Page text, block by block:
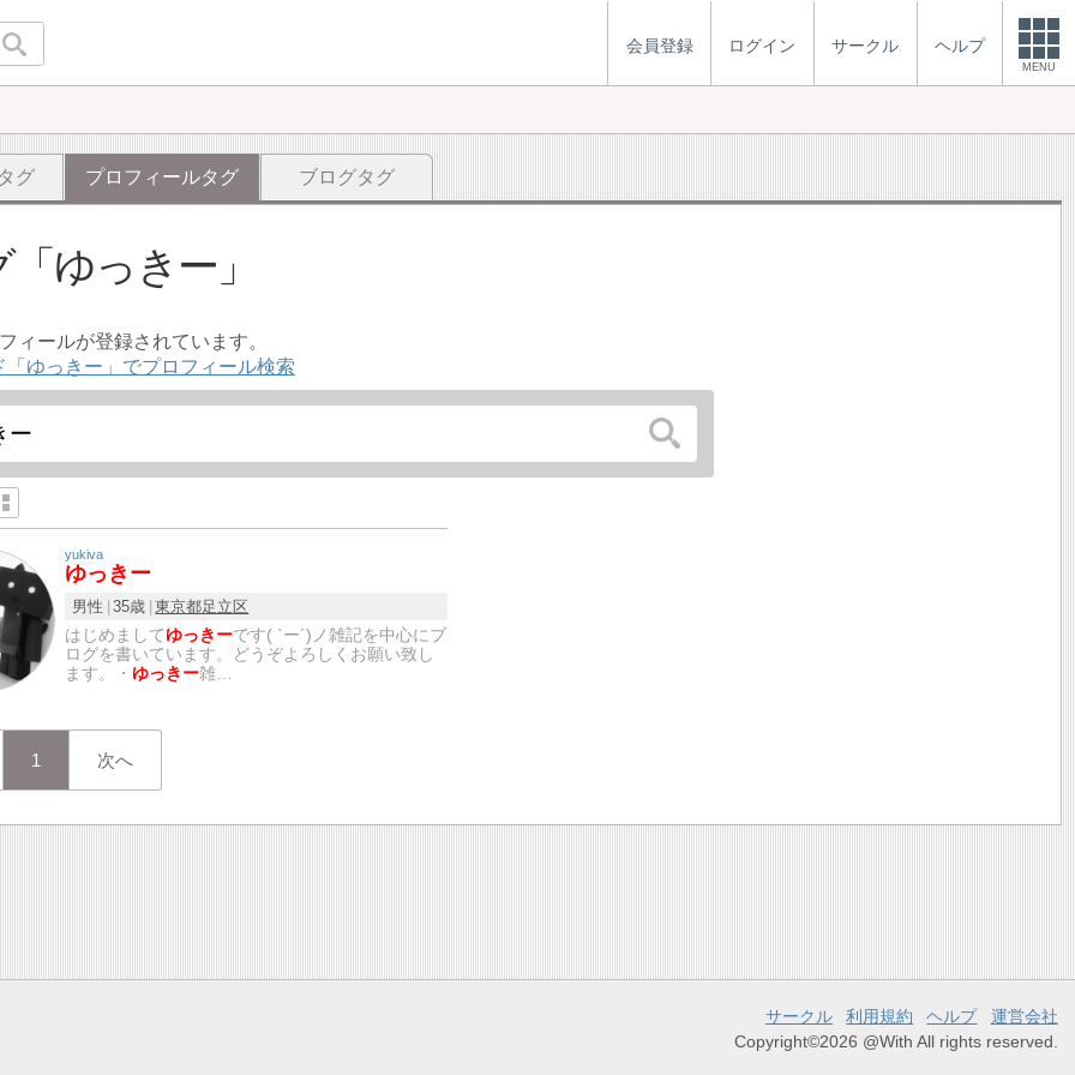
会員登録 ログイン サークル ヘルプ
MENU
グ プロフィールタグ ブログタグ
ゆっきー
ィールが登録されています。
「ゆっきー」でプロフィール検索
yukiva
ゆっきー
男性 35歳 東京都足立区
はじめまして ゆっきーです( `ー´)ノ雑記を中心にブ
ログを書いています。どうぞよろしくお願い致し
ます。・ ゆっきー雑…
1 次へ
サークル 利用規約 ヘルプ
運営会社
Copyright©2026 @With All rights reserved.